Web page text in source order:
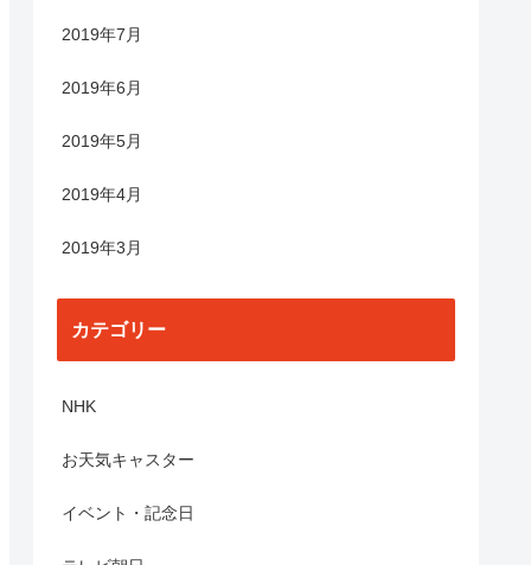
2019年7月
2019年6月
2019年5月
2019年4月
2019年3月
カテゴリー
NHK
お天気キャスター
イベント・記念日